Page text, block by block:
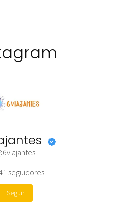
seguidores
Seguir